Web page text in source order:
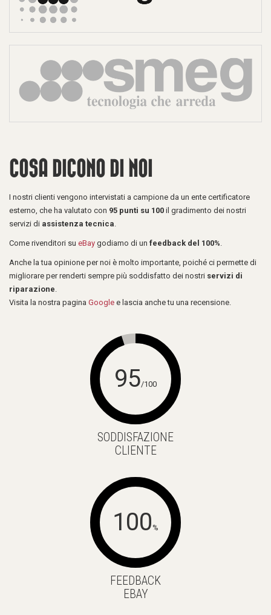
COSA DICONO DI NOI
I nostri clienti vengono intervistati a campione da un ente certificatore
esterno, che ha valutato con 95 punti su 100 il gradimento dei nostri
servizi di assistenza tecnica.
Come rivenditori su eBay godiamo di un feedback del 100%.
Anche la tua opinione per noi è molto importante, poiché ci permette di
migliorare per renderti sempre più soddisfatto dei nostri servizi di
riparazione.
Visita la nostra pagina Google e lascia anche tu una recensione.
95/100
SODDISFAZIONE
CLIENTE
100 %
FEEDBACK
EBAY